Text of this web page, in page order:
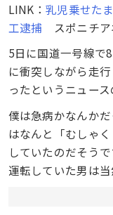
LINK： 乳児乗せた
工逮捕 スポニチア
5日に国道一号線で
に衝突しながら走
ったというニュース
僕は急病かなんか
はなんと「むしゃ
していたのだそうで
運転していた男は当